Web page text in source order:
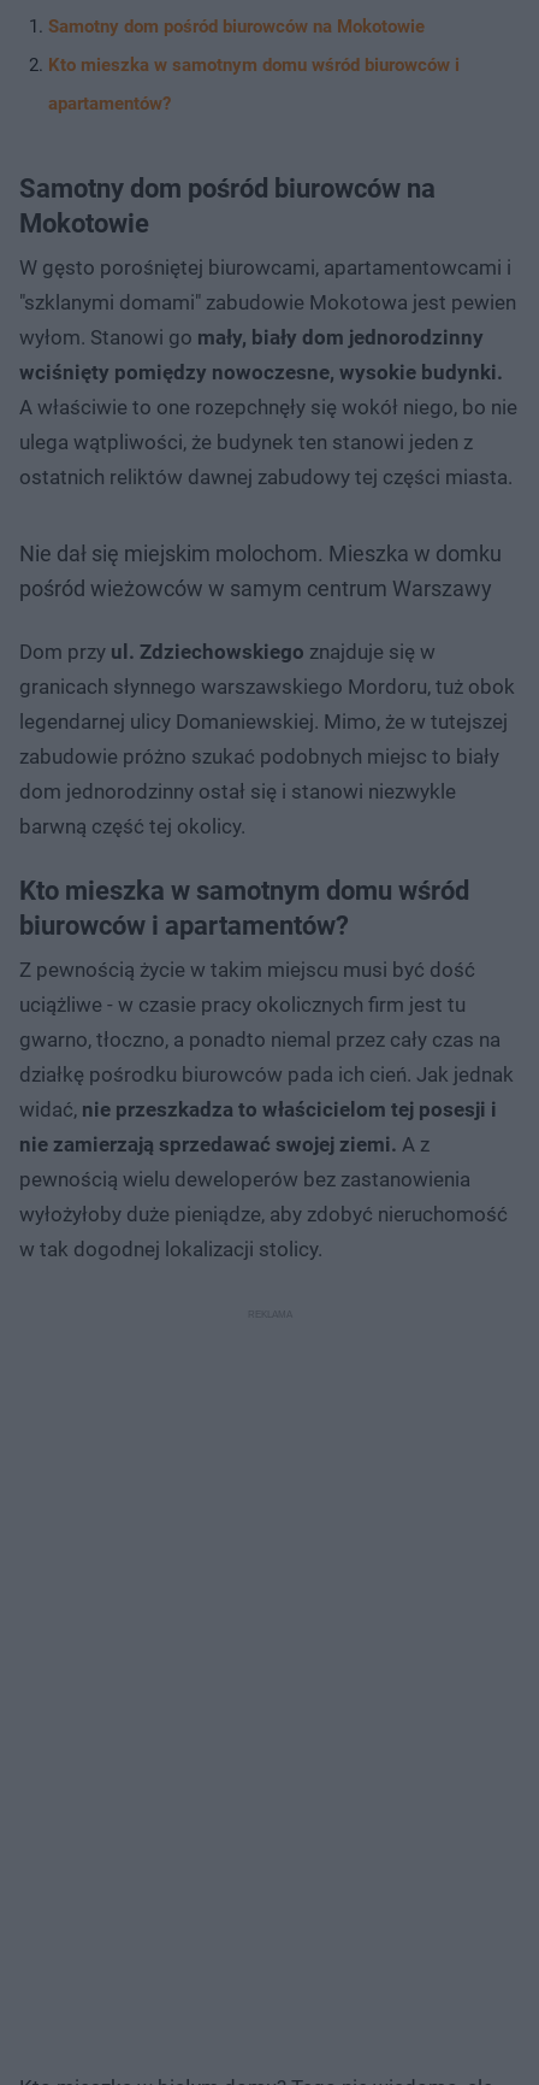
Samotny dom pośród biurowców na Mokotowie
Kto mieszka w samotnym domu wśród biurowców i
apartamentów?
Samotny dom pośród biurowców na
Mokotowie
W gęsto porośniętej biurowcami, apartamentowcami i
"szklanymi domami" zabudowie Mokotowa jest pewien
wyłom. Stanowi go mały, biały dom jednorodzinny
wciśnięty pomiędzy nowoczesne, wysokie budynki.
A właściwie to one rozepchnęły się wokół niego, bo nie
ulega wątpliwości, że budynek ten stanowi jeden z
ostatnich reliktów dawnej zabudowy tej części miasta.
Nie dał się miejskim molochom. Mieszka w domku
pośród wieżowców w samym centrum Warszawy
Dom przy ul. Zdziechowskiego znajduje się w
granicach słynnego warszawskiego Mordoru, tuż obok
legendarnej ulicy Domaniewskiej. Mimo, że w tutejszej
zabudowie próżno szukać podobnych miejsc to biały
dom jednorodzinny ostał się i stanowi niezwykle
barwną część tej okolicy.
Kto mieszka w samotnym domu wśród
biurowców i apartamentów?
Z pewnością życie w takim miejscu musi być dość
uciążliwe - w czasie pracy okolicznych firm jest tu
gwarno, tłoczno, a ponadto niemal przez cały czas na
działkę pośrodku biurowców pada ich cień. Jak jednak
widać, nie przeszkadza to właścicielom tej posesji i
nie zamierzają sprzedawać swojej ziemi. A z
pewnością wielu deweloperów bez zastanowienia
wyłożyłoby duże pieniądze, aby zdobyć nieruchomość
w tak dogodnej lokalizacji stolicy.